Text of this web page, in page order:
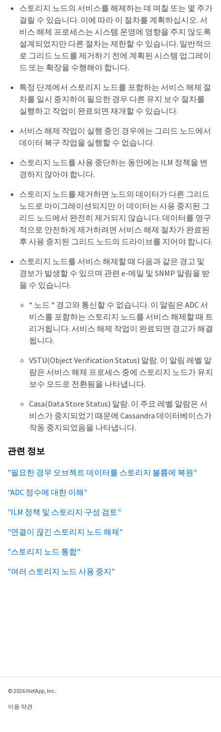
스토리지 노드의 서비스를 해제하는 데 며칠 또는 몇 주가
걸릴 수 있습니다. 이에 따라 이 절차를 계획하십시오. 서
비스 해제 프로세스는 시스템 운영에 영향을 주지 않도록
설계되었지만 다른 절차는 제한할 수 있습니다. 일반적으
로 그리드 노드를 제거하기 전에 계획된 시스템 업그레이
드 또는 확장을 수행해야 합니다.
특정 단계에서 스토리지 노드를 포함하는 서비스 해제 절
차를 일시 중지하여 필요한 경우 다른 유지 보수 절차를
실행하고 작업이 완료되면 재개할 수 있습니다.
서비스 해제 작업이 실행 중인 경우에는 그리드 노드에서
데이터 복구 작업을 실행할 수 없습니다.
스토리지 노드를 사용 중단하는 동안에는 ILM 정책을 변
경하지 않아야 합니다.
스토리지 노드를 제거하면 노드의 데이터가 다른 그리드
노드로 마이그레이션되지만 이 데이터는 사용 중지된 그
리드 노드에서 완전히 제거되지 않습니다. 데이터를 영구
적으로 안전하게 제거하려면 서비스 해제 절차가 완료된
후 사용 중지된 그리드 노드의 드라이브를 지어야 합니다.
스토리지 노드를 서비스 해제할 때 다음과 같은 경고 및
경보가 발생할 수 있으며 관련 e-메일 및 SNMP 알림을 받
을 수 있습니다.
* 노드 * 경고와 통신할 수 없습니다. 이 알림은 ADC 서
비스를 포함하는 스토리지 노드를 서비스 해제할 때 트
리거됩니다. 서비스 해제 작업이 완료되면 경고가 해결
됩니다.
VSTU(Object Verification Status) 알람. 이 알림 레벨 알
람은 서비스 해제 프로세스 중에 스토리지 노드가 유지
보수 모드로 전환됨을 나타냅니다.
Casa(Data Store Status) 알람. 이 주요 레벨 알람은 서
비스가 중지되었기 때문에 Cassandra 데이터베이스가
작동 중지되었음을 나타냅니다.
관련 정보
"필요한 경우 오브젝트 데이터를 스토리지 볼륨에 복원"
"ADC 정수에 대한 이해"
"ILM 정책 및 스토리지 구성 검토"
"연결이 끊긴 스토리지 노드 해제"
"스토리지 노드 통합"
"여러 스토리지 노드 사용 중지"
© 2026 NetApp, Inc.
이용 약관